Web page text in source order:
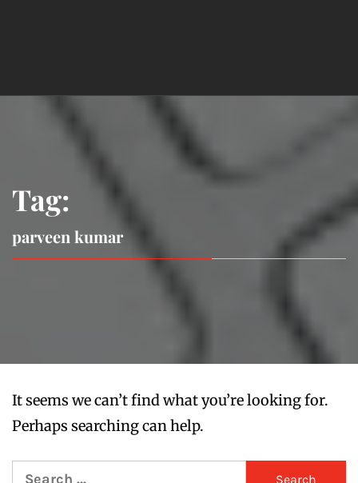
Tag:
parveen kumar
It seems we can’t find what you’re looking for.
Perhaps searching can help.
Search